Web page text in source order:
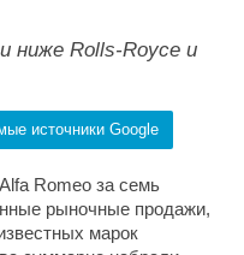
ниже Rolls-Royce и
источники Google
Romeo за семь
рыночные продажи,
марок